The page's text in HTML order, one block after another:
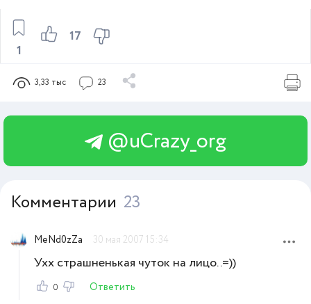
17
1
3,33 тыс 23
@uCrazy_org
Комментарии 23
MeNd0zZa 30 мая 2007 15:34
Ухх страшненькая чуток на лицо..=))
0
Ответить